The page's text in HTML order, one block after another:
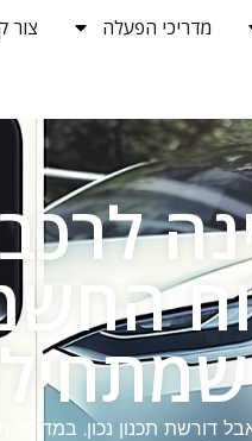
מדריכי הפעלה צור
תכנון נכון. במדריך